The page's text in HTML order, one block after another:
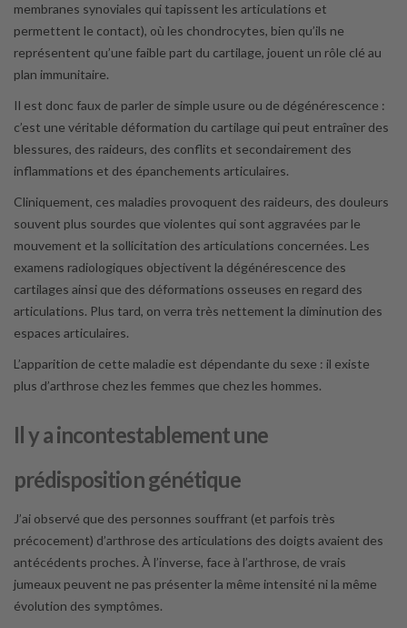
membranes synoviales qui tapissent les articulations et
permettent le contact), où les chondrocytes, bien qu’ils ne
représentent qu’une faible part du cartilage, jouent un rôle clé au
plan immunitaire.
Il est donc faux de parler de simple usure ou de dégénérescence :
c’est une véritable déformation du cartilage qui peut entraîner des
blessures, des raideurs, des conflits et secondairement des
inflammations et des épanchements articulaires.
Cliniquement, ces maladies provoquent des raideurs, des douleurs
souvent plus sourdes que violentes qui sont aggravées par le
mouvement et la sollicitation des articulations concernées. Les
examens radiologiques objectivent la dégénérescence des
cartilages ainsi que des déformations osseuses en regard des
articulations. Plus tard, on verra très nettement la diminution des
espaces articulaires.
L’apparition de cette maladie est dépendante du sexe : il existe
plus d’arthrose chez les femmes que chez les hommes.
Il y a incontestablement une
prédisposition génétique
J’ai observé que des personnes souffrant (et parfois très
précocement) d’arthrose des articulations des doigts avaient des
antécédents proches. À l’inverse, face à l’arthrose, de vrais
jumeaux peuvent ne pas présenter la même intensité ni la même
évolution des symptômes.